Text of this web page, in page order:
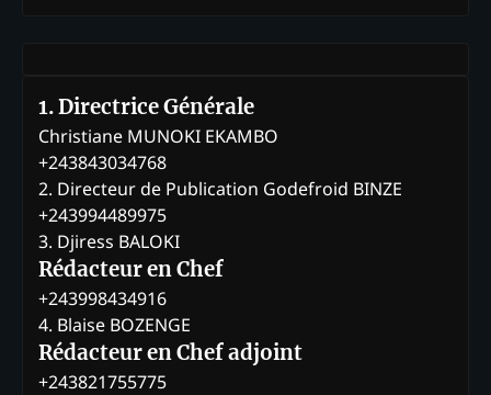
1. Directrice Générale
Christiane MUNOKI EKAMBO
+243843034768
2. Directeur de Publication Godefroid BINZE
+243994489975
3. Djiress BALOKI
Rédacteur en Chef
+243998434916
4. Blaise BOZENGE
Rédacteur en Chef adjoint
+243821755775